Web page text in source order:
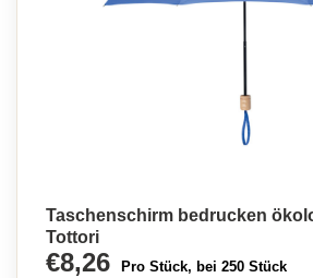
Taschenschirm bedrucken
Tottori
€8,26 Pro Stück, bei 250 Stück